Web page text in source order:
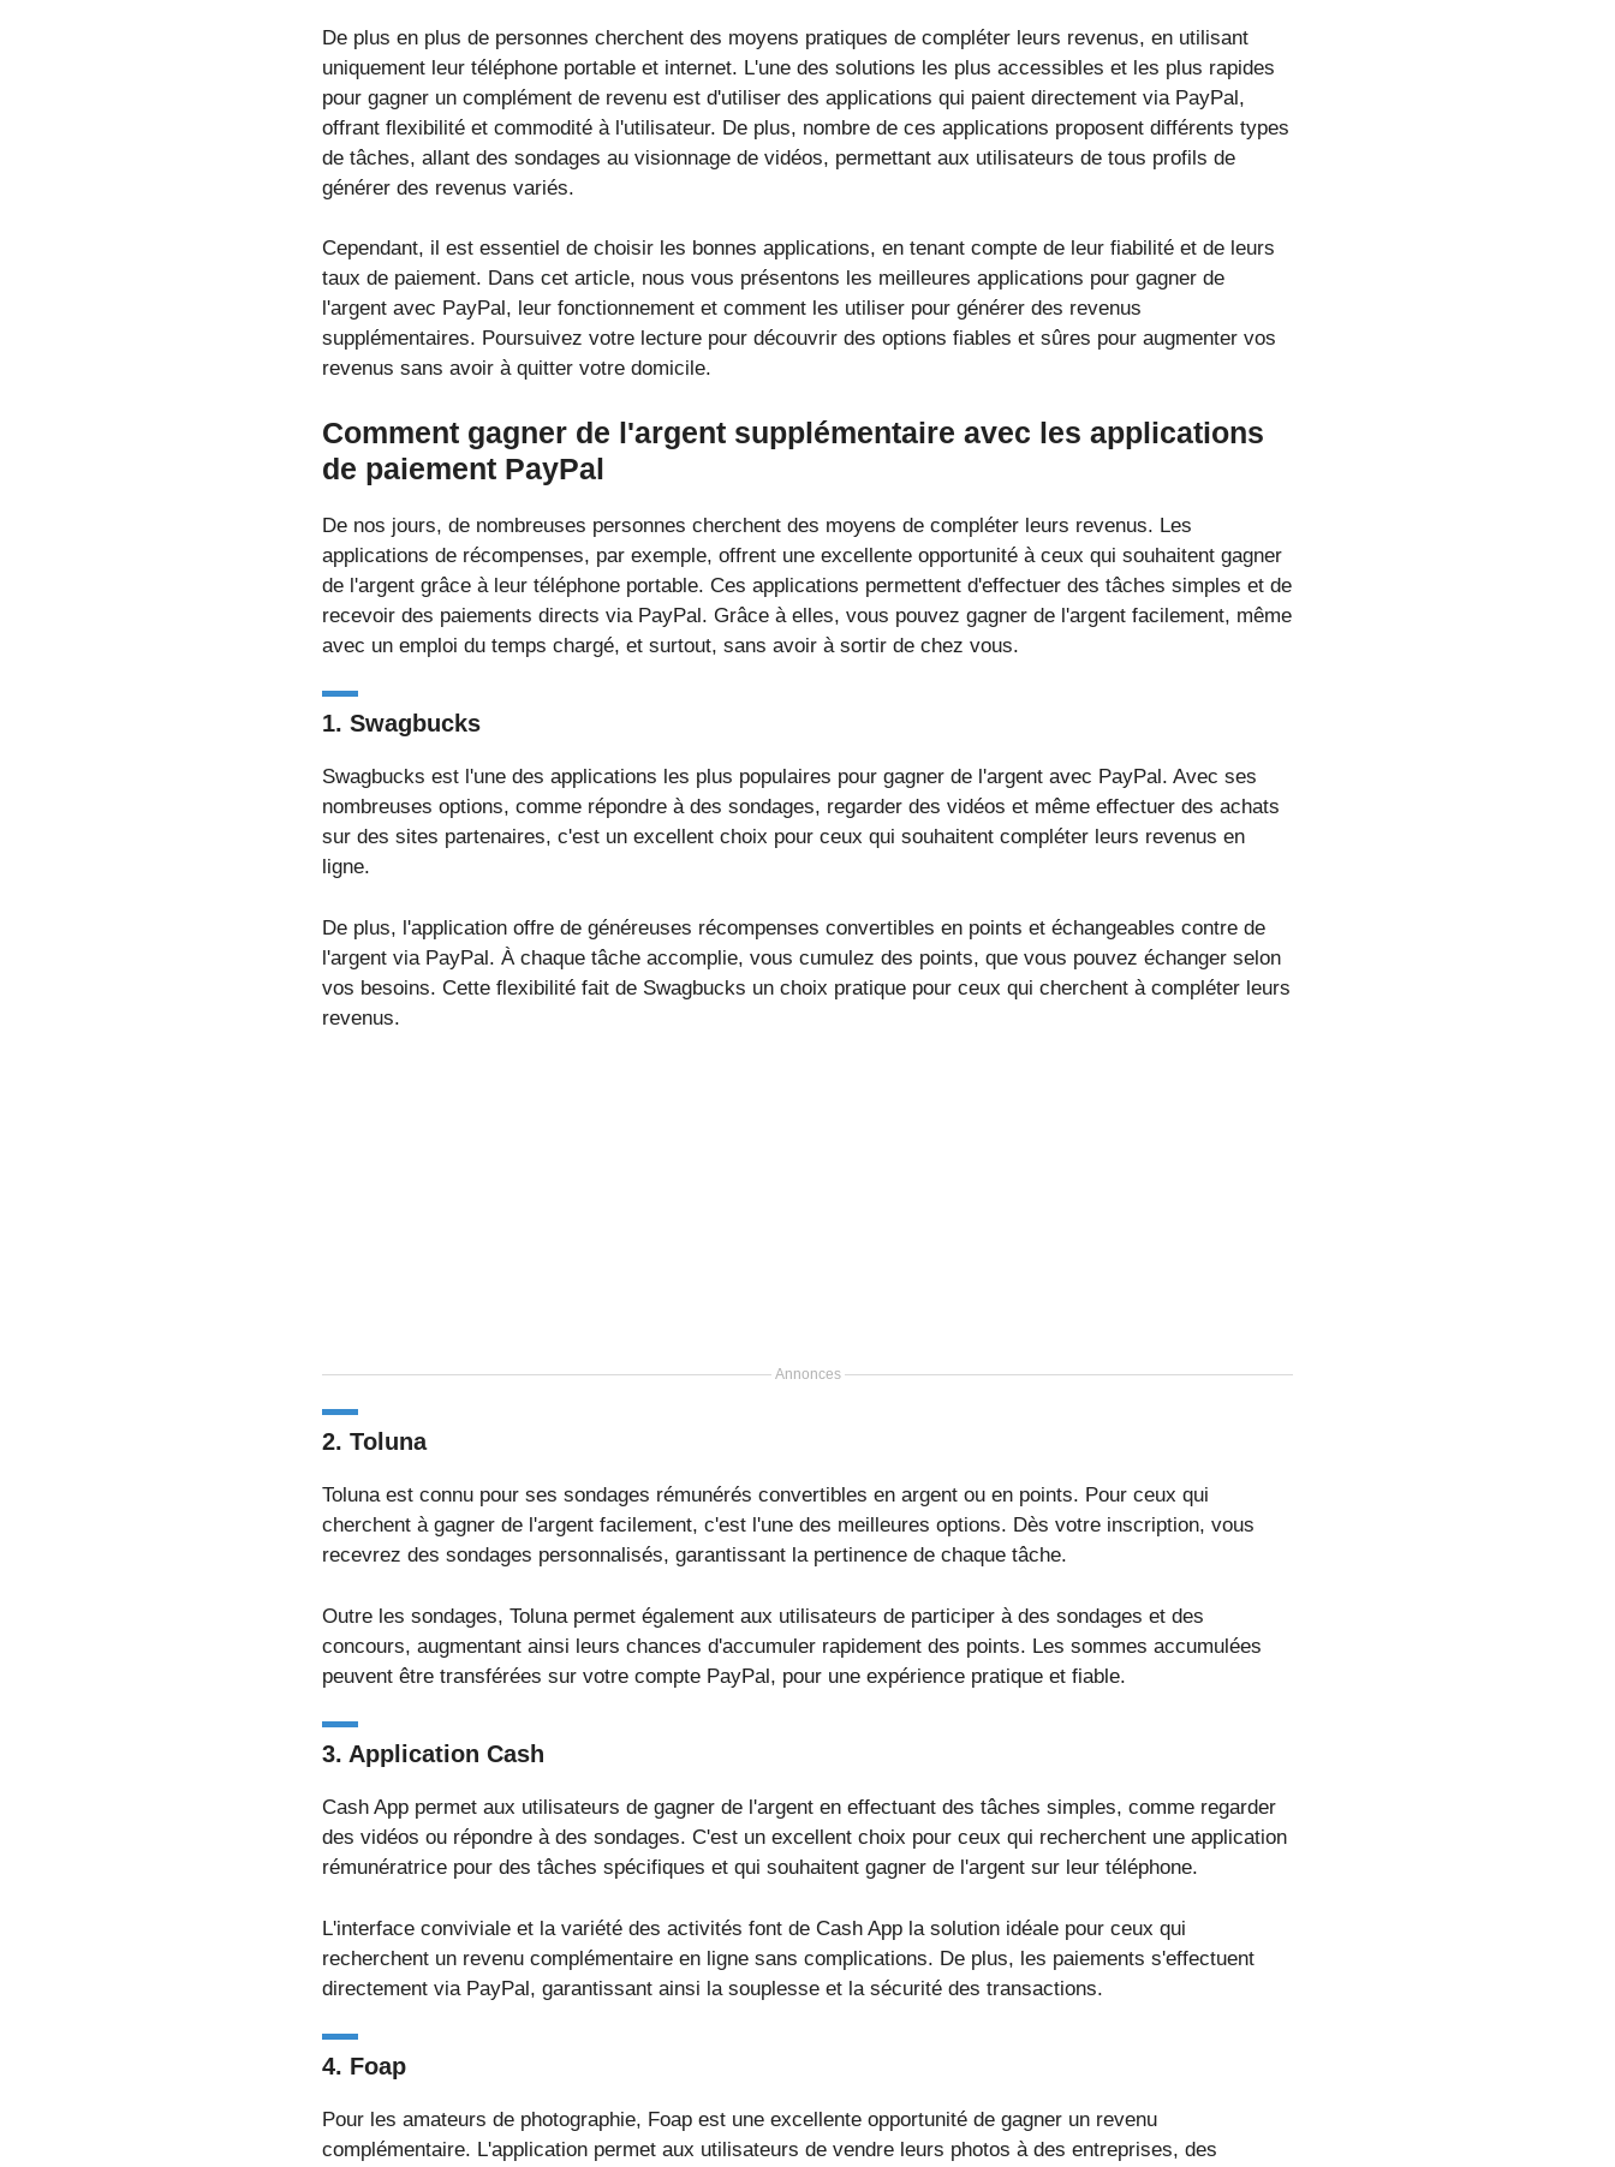
De plus en plus de personnes cherchent des moyens pratiques de compléter leurs revenus, en utilisant
uniquement leur téléphone portable et internet. L'une des solutions les plus accessibles et les plus rapides
pour gagner un complément de revenu est d'utiliser des applications qui paient directement via PayPal,
offrant flexibilité et commodité à l'utilisateur. De plus, nombre de ces applications proposent différents types
de tâches, allant des sondages au visionnage de vidéos, permettant aux utilisateurs de tous profils de
générer des revenus variés.
Cependant, il est essentiel de choisir les bonnes applications, en tenant compte de leur fiabilité et de leurs
taux de paiement. Dans cet article, nous vous présentons les meilleures applications pour gagner de
l'argent avec PayPal, leur fonctionnement et comment les utiliser pour générer des revenus
supplémentaires. Poursuivez votre lecture pour découvrir des options fiables et sûres pour augmenter vos
revenus sans avoir à quitter votre domicile.
Comment gagner de l'argent supplémentaire avec les applications
de paiement PayPal
De nos jours, de nombreuses personnes cherchent des moyens de compléter leurs revenus. Les
applications de récompenses, par exemple, offrent une excellente opportunité à ceux qui souhaitent gagner
de l'argent grâce à leur téléphone portable. Ces applications permettent d'effectuer des tâches simples et de
recevoir des paiements directs via PayPal. Grâce à elles, vous pouvez gagner de l'argent facilement, même
avec un emploi du temps chargé, et surtout, sans avoir à sortir de chez vous.
1. Swagbucks
Swagbucks est l'une des applications les plus populaires pour gagner de l'argent avec PayPal. Avec ses
nombreuses options, comme répondre à des sondages, regarder des vidéos et même effectuer des achats
sur des sites partenaires, c'est un excellent choix pour ceux qui souhaitent compléter leurs revenus en
ligne.
De plus, l'application offre de généreuses récompenses convertibles en points et échangeables contre de
l'argent via PayPal. À chaque tâche accomplie, vous cumulez des points, que vous pouvez échanger selon
vos besoins. Cette flexibilité fait de Swagbucks un choix pratique pour ceux qui cherchent à compléter leurs
revenus.
Annonces
2. Toluna
Toluna est connu pour ses sondages rémunérés convertibles en argent ou en points. Pour ceux qui
cherchent à gagner de l'argent facilement, c'est l'une des meilleures options. Dès votre inscription, vous
recevrez des sondages personnalisés, garantissant la pertinence de chaque tâche.
Outre les sondages, Toluna permet également aux utilisateurs de participer à des sondages et des
concours, augmentant ainsi leurs chances d'accumuler rapidement des points. Les sommes accumulées
peuvent être transférées sur votre compte PayPal, pour une expérience pratique et fiable.
3. Application Cash
Cash App permet aux utilisateurs de gagner de l'argent en effectuant des tâches simples, comme regarder
des vidéos ou répondre à des sondages. C'est un excellent choix pour ceux qui recherchent une application
rémunératrice pour des tâches spécifiques et qui souhaitent gagner de l'argent sur leur téléphone.
L'interface conviviale et la variété des activités font de Cash App la solution idéale pour ceux qui
recherchent un revenu complémentaire en ligne sans complications. De plus, les paiements s'effectuent
directement via PayPal, garantissant ainsi la souplesse et la sécurité des transactions.
4. Foap
Pour les amateurs de photographie, Foap est une excellente opportunité de gagner un revenu
complémentaire. L'application permet aux utilisateurs de vendre leurs photos à des entreprises, des